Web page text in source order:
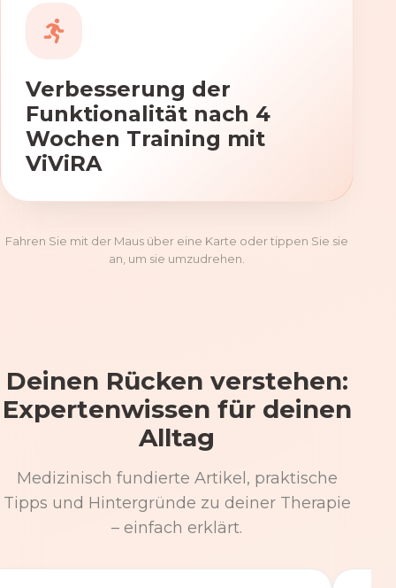
Verbesserung der
Funktionalität nach 4
Wochen Training mit
ViViRA
Beweglichkeit und Koordination nach
Fahren Sie mit der Maus über eine Karte oder tippen Sie sie
an, um sie umzudrehen.
Deinen Rücken verstehen:
Expertenwissen für deinen
Alltag
Medizinisch fundierte Artikel, praktische
Tipps und Hintergründe zu deiner Therapie
– einfach erklärt.